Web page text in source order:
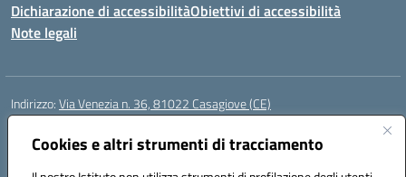
Cookies e altri strumenti di tracciamento
Dichiarazione di accessibilitàObiettivi di accessibilità
Note legali
Indirizzo:Via Venezia n. 36, 81022 Casagiove (CE)
Centralino:
Posta elettronica certificata (PEC):ceic893002@pec.istruzione.it